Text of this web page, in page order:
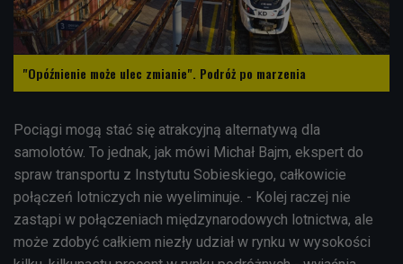
"Opóźnienie może ulec zmianie". Podróż po marzenia
Pociągi mogą stać się atrakcyjną alternatywą dla
samolotów. To jednak, jak mówi Michał Bajm, ekspert do
spraw transportu z Instytutu Sobieskiego, całkowicie
połączeń lotniczych nie wyeliminuje. - Kolej raczej nie
zastąpi w połączeniach międzynarodowych lotnictwa, ale
może zdobyć całkiem niezły udział w rynku w wysokości